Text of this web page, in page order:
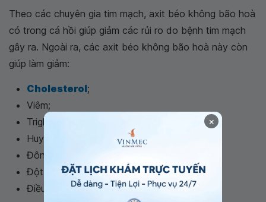
Theo các chuyên gia tim mạch, axit béo không bão hoà
có trong cá hồi giúp giảm các rủi ro do bệnh tim mạch
gây ra. Ngoài ra, các axit béo không bão hoà này còn
giúp làm giảm:
Cholesterol;
Viêm;
Triglycerides;
Huyết áp;
Đông máu;
Đột quỵ;
Điều hoà nhịp tim...;
×